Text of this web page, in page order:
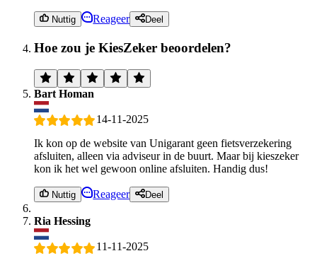
Nuttig Reageer Deel
Hoe zou je KiesZeker beoordelen?
Bart Homan
14-11-2025
Ik kon op de website van Unigarant geen fietsverzekering
afsluiten, alleen via adviseur in de buurt. Maar bij kieszeker
kon ik het wel gewoon online afsluiten. Handig dus!
Nuttig Reageer Deel
Ria Hessing
11-11-2025